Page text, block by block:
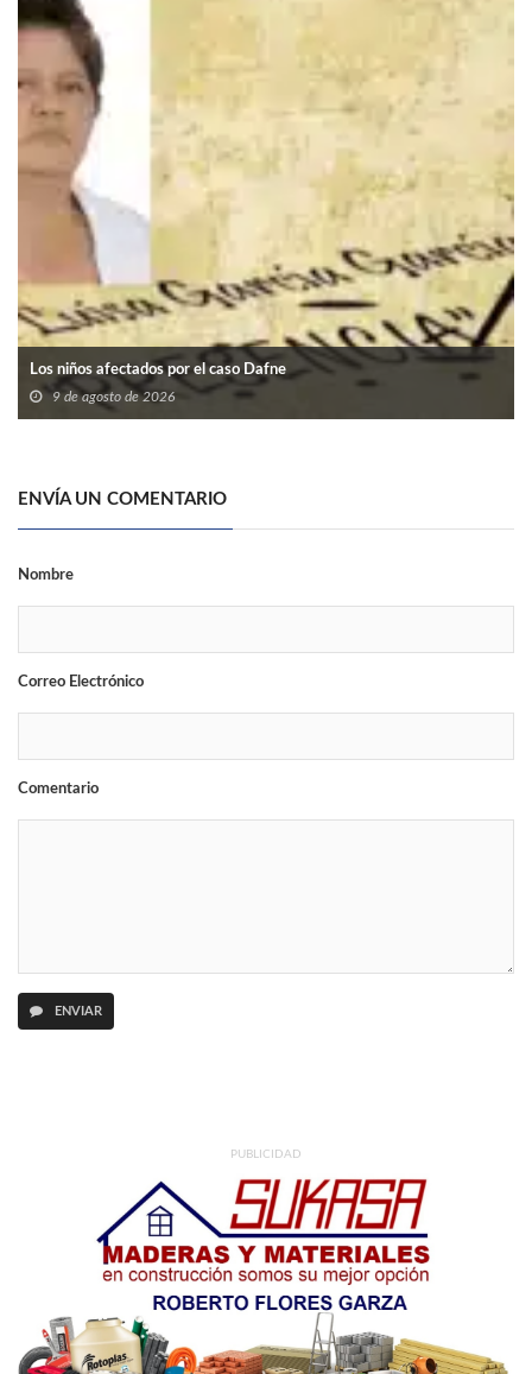
Los niños afectados por el caso Dafne
9 de agosto de 2026
ENVÍA UN COMENTARIO
Nombre
Correo Electrónico
Comentario
ENVIAR
PUBLICIDAD